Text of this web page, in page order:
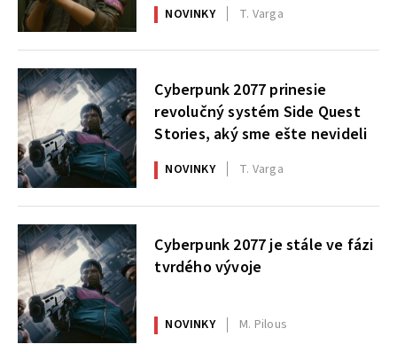
NOVINKY T. Varga
Cyberpunk 2077 prinesie
revolučný systém Side Quest
Stories, aký sme ešte nevideli
NOVINKY T. Varga
Cyberpunk 2077 je stále ve fázi
tvrdého vývoje
NOVINKY M. Pilous